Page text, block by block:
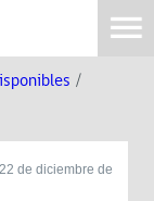
/
de diciembre de